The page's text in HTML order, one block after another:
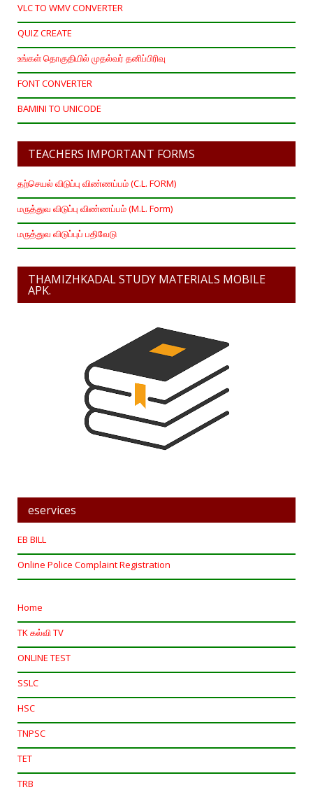
VLC TO WMV CONVERTER
QUIZ CREATE
உங்கள் தொகுதியில் முதல்வர் தனிப்பிரிவு
FONT CONVERTER
BAMINI TO UNICODE
TEACHERS IMPORTANT FORMS
தற்செயல் விடுப்பு விண்ணப்பம் (C.L. FORM)
மருத்துவ விடுப்பு விண்ணப்பம் (M.L. Form)
மருத்துவ விடுப்புப் பதிவேடு
THAMIZHKADAL STUDY MATERIALS MOBILE
APK.
eservices
EB BILL
Online Police Complaint Registration
Home
TK கல்வி TV
ONLINE TEST
SSLC
HSC
TNPSC
TET
TRB